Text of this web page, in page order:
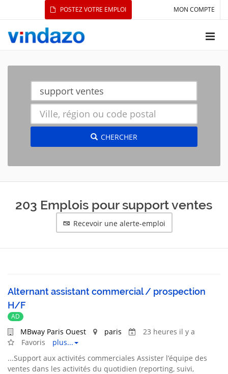
MON COMPTE
POSTEZ VOTRE EMPLOI
CHERCHER
203 Emplois pour support ventes
Recevoir une alerte-emploi
Alternant assistant commercial / prospection
H/F
AD
MBway Paris Ouest paris
23 heures il y a
Favoris
plus...
...Support aux activités commerciales Assister l’équipe des
ventes dans les activités du quotidien (reporting, suivi,